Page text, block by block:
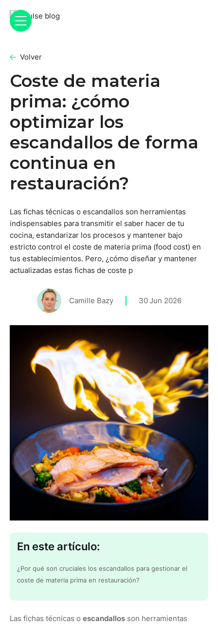
Volver
Coste de materia
prima: ¿cómo
optimizar los
escandallos de forma
continua en
restauración?
Las fichas técnicas o escandallos son herramientas
indispensables para transmitir el saber hacer de tu
cocina, estandarizar los procesos y mantener bajo
estricto control el coste de materia prima (food cost) en
tus establecimientos. Pero, ¿cómo diseñar y mantener
actualizadas estas fichas de coste p
Camille Bazy 30Jun 2026
En este artículo:
¿Por qué son cruciales los escandallos para gestionar el
coste de materia prima en restauración?
Las fichas técnicas o escandallos son herramientas